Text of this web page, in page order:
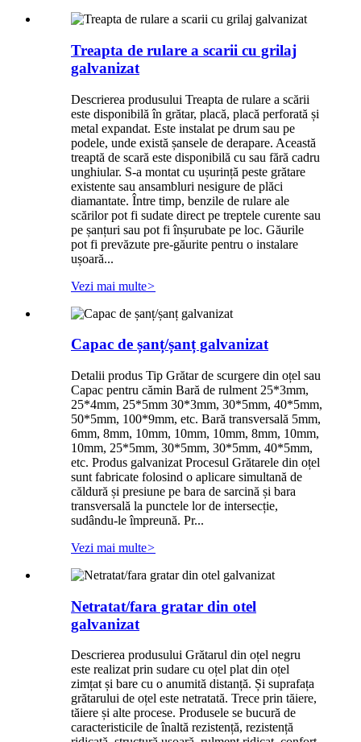
Treapta de rulare a scarii cu grilaj
galvanizat
Descrierea produsului Treapta de rulare a scării
este disponibilă în grătar, placă, placă perforată și
metal expandat. Este instalat pe drum sau pe
podele, unde există șansele de derapare. Această
treaptă de scară este disponibilă cu sau fără cadru
unghiular. S-a montat cu ușurință peste grătare
existente sau ansambluri nesigure de plăci
diamantate. Între timp, benzile de rulare ale
scărilor pot fi sudate direct pe treptele curente sau
pe șanțuri sau pot fi înșurubate pe loc. Găurile
pot fi prevăzute pre-găurite pentru o instalare
ușoară...
Vezi mai multe>
Capac de șanț/șanț galvanizat
Detalii produs Tip Grătar de scurgere din oțel sau
Capac pentru cămin Bară de rulment 25*3mm,
25*4mm, 25*5mm 30*3mm, 30*5mm, 40*5mm,
50*5mm, 100*9mm, etc. Bară transversală 5mm,
6mm, 8mm, 10mm, 10mm, 10mm, 8mm, 10mm,
10mm, 25*5mm, 30*5mm, 30*5mm, 40*5mm,
etc. Produs galvanizat Procesul Grătarele din oțel
sunt fabricate folosind o aplicare simultană de
căldură și presiune pe bara de sarcină și bara
transversală la punctele lor de intersecție,
sudându-le împreună. Pr...
Vezi mai multe>
Netratat/fara gratar din otel
galvanizat
Descrierea produsului Grătarul din oțel negru
este realizat prin sudare cu oțel plat din oțel
zimțat și bare cu o anumită distanță. Și suprafața
grătarului de oțel este netratată. Trece prin tăiere,
tăiere și alte procese. Produsele se bucură de
caracteristicile de înaltă rezistență, rezistență